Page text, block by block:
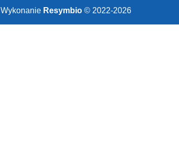
Wykonanie Resymbio © 2022-2026